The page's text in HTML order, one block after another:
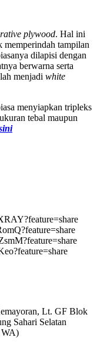
plywood. Hal ini
memperindah tampilan
dilapisi dengan
berwarna serta
menjadi white
menyiapkan tripleks
tebal maupun
Lt. GF Blok
Sahari Selatan
WA)